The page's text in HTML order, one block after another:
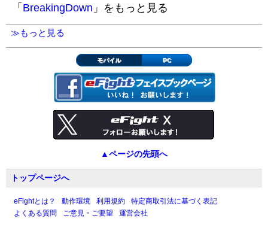
「 BreakingDown 」をもっと見る
≫もっと見る
モバイル PC
▲ページの先頭へ
トップページへ
eFightとは？ 動作環境 利用規約
特定商取引法に基づく表記
よくある質問
ご意見・ご要望 運営会社